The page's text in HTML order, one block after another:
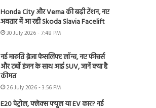
Honda City और Verna की बढ़ी टेंशन, नए
अवतार में आ रही Skoda Slavia Facelift
30 July 2026 - 7:48 PM
नई मारुति ब्रेजा फेसलिफ्ट लॉन्च, नए फीचर्स
और टर्बो इंजन के साथ आई SUV, जानें क्या है
कीमत
26 July 2026 - 3:56 PM
E20 पेट्रोल, फ्लेक्स फ्यूल या EV कार? नई